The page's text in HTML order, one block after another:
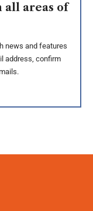
all areas of
news and features
address, confirm